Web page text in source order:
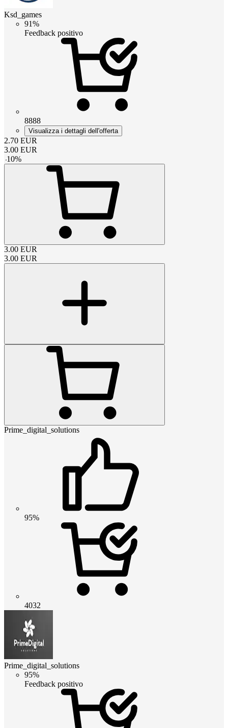
Ksd_games
91%
Feedback positivo
8888
Visualizza i dettagli dell'offerta
2.70 EUR
3.00 EUR
-10%
3.00 EUR
3.00 EUR
Prime_digital_solutions
95%
4032
Prime_digital_solutions
95%
Feedback positivo